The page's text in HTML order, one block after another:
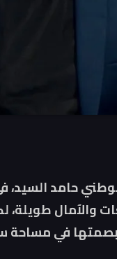
حامد السيد،
والآمال
بصمتها في